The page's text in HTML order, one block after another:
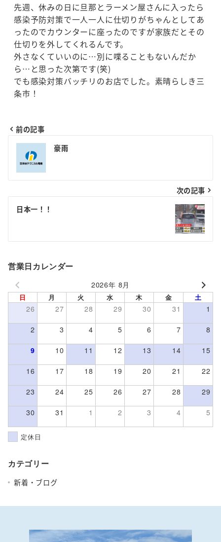
先週、休みの日に旦那とラーメン屋さんに入ったら
感染予防対策で一人一人に仕切りがちゃんとしてあ
ったのでカウンターに座ったのですが家族だとその
仕切りを外してくれるんです。
外さなくていいのに…別に喋ることもないんだか
ら…と思った次第です(笑)
でも感染対策バッチリのお店でした。素晴らしき三
条市！
投
ナ
ビ
ゲ
シ
ョ
前の記事
豪雨
次の記事
日本一！！
営業日カレンダー
2026年 8月
日 月 火 水 木 金 土
26 27 28 29 30 31 1
2 3 4 5 6 7 8
9 10 11 12 13 14 15
16 17 18 19 20 21 22
23 24 25 26 27 28 29
30 31 1 2 3 4 5
定休日
カテゴリー
新着・ブログ